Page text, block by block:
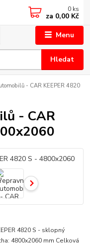
Menu
Hledat
0 ks
za 0,00 Kč
- CAR KEEPER 4820
- CAR
4820 S - sklopný
4800x2060 mm Celková